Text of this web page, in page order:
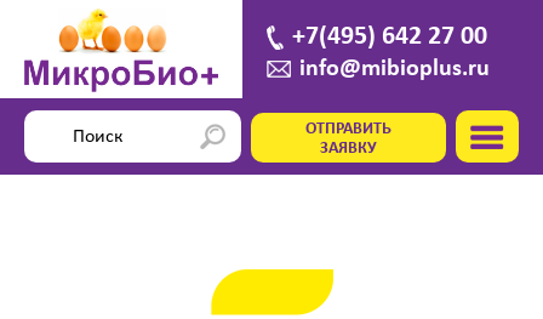
+7(495) 642 27 00
info@mibioplus.ru
ОТПРАВИТЬ
ЗАЯВКУ